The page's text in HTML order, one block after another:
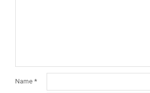
Name *